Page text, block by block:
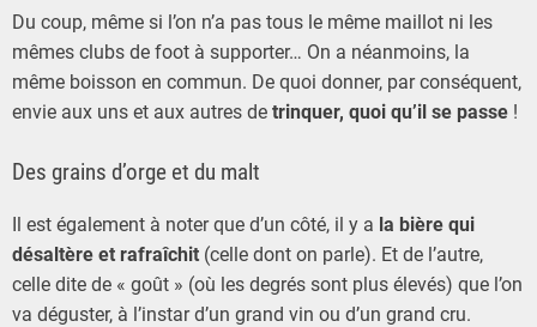
Du coup, même si l’on n’a pas tous le même maillot ni les
mêmes clubs de foot à supporter… On a néanmoins, la
même boisson en commun. De quoi donner, par conséquent,
envie aux uns et aux autres de trinquer, quoi qu’il se passe !
Des grains d’orge et du malt
Il est également à noter que d’un côté, il y a la bière qui
désaltère et rafraîchit (celle dont on parle). Et de l’autre,
celle dite de « goût » (où les degrés sont plus élevés) que l’on
va déguster, à l’instar d’un grand vin ou d’un grand cru.